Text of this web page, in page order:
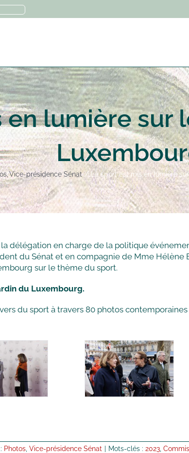
en lumière sur
Vice-présidence Sénat Le sport est mis en lumière
délégation en charge de la politique
du Sénat et en compagnie de Mme
sur le thème du sport.
du Luxembourg.
du sport à travers 80 photos
Photos Vice-présidence Sénat Mots-clés : 2023